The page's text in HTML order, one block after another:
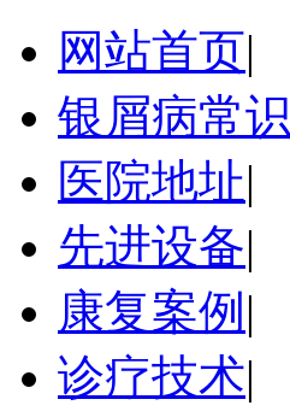
网站首页|
银屑病常识
医院地址|
先进设备|
康复案例 |
诊疗技术|